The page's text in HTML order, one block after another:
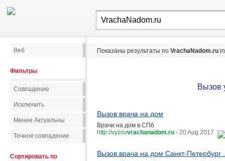
Веб
Фильтры
Совпадение
Исключить
Менее Актуальны
Точное совпадение
Сортировать по
Показаны результаты по VrachaNadom.ru
Вызов
Вызов врача на дом
Врачи на дом в СПб
http://vyzovvrachanadom.ru - 20 Aug 2017
Вызов врача на дом Санкт-Петербург